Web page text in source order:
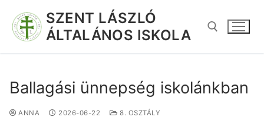
SZENT LÁSZLÓ
ÁLTALÁNOS ISKOLA
Ballagási ünnepség iskolánkban
ANNA 2026-06-22 8. OSZTÁLY